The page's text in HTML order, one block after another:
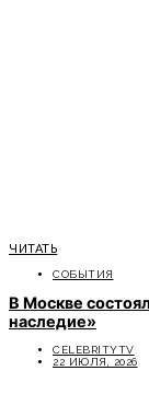
ЧИТАТЬ
СОБЫТИЯ
В Москве
наследие»
CELEBRITYTV
22 ИЮЛЯ, 2026